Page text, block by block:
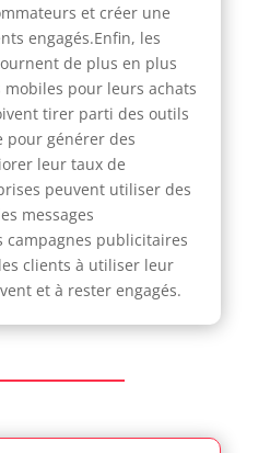
et créer une
engagés.Enfin, les
de plus en plus
pour leurs achats
tirer parti des outils
pour générer des
leur taux de
peuvent utiliser des
messages
campagnes publicitaires
clients à utiliser leur
et à rester engagés.